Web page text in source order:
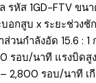
รหัส 1GD-FTV ขน
อกสูบ x ระยะช่วงชั
วนกำลังอัด 15.6 : 1
รอบ/นาที แรงบิด
2,800 รอบ/นาที เ